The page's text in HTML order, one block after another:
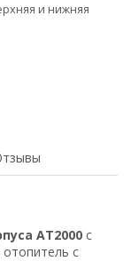
и нижняя
AT2000 с
с